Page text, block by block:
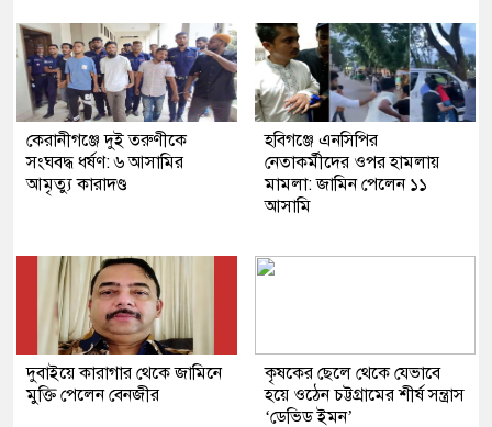
কেরানীগঞ্জে দুই তরুণীকে
সংঘবদ্ধ ধর্ষণ: ৬ আসামির
আমৃত্যু কারাদণ্ড
হবিগঞ্জে এনসিপির
নেতাকর্মীদের ওপর হামলায়
মামলা: জামিন পেলেন ১১
আসামি
দুবাইয়ে কারাগার থেকে জামিনে
মুক্তি পেলেন বেনজীর
কৃষকের ছেলে থেকে যেভাবে
হয়ে ওঠেন চট্টগ্রামের শীর্ষ সন্ত্রাস
‘ডেভিড ইমন’